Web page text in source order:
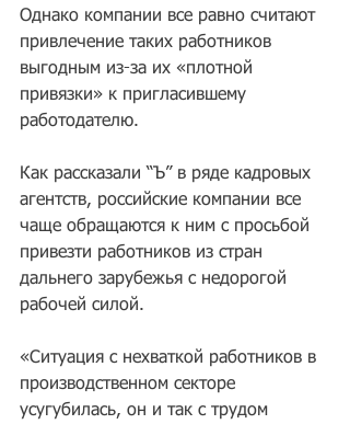
Однако компании все равно считают
привлечение таких работников
выгодным из-за их «плотной
привязки» к пригласившему
работодателю.
Как рассказали “Ъ” в ряде кадровых
агентств, российские компании все
чаще обращаются к ним с просьбой
привезти работников из стран
дальнего зарубежья с недорогой
рабочей силой.
«Ситуация с нехваткой работников в
производственном секторе
усугубилась, он и так с трудом